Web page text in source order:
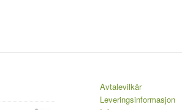
Avtalevilkår
Leveringsinformasjon